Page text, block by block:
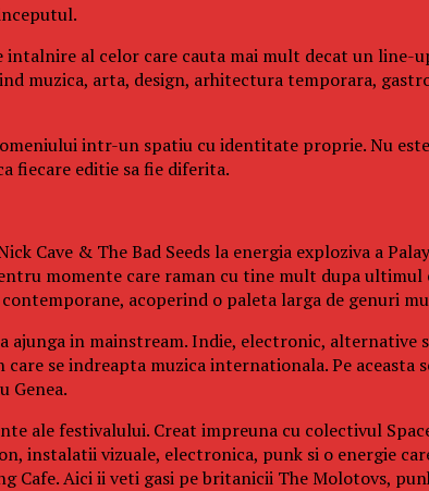
al celor care cauta mai mult decat un line-
muzica, arta, design, arhitectura temporara,
intr-un spatiu cu identitate proprie. Nu
fiecare editie sa fie diferita.
Cave & The Bad Seeds la energia exploziva a
momente care raman cu tine mult dupa ultimul
acoperind o paleta larga de genuri
ajunga in mainstream. Indie, electronic, alternative
se indreapta muzica internationala. Pe aceasta
Genea.
ale festivalului. Creat impreuna cu colectivul
instalatii vizuale, electronica, punk si o energie
Aici ii veti gasi pe britanicii The Molotovs,